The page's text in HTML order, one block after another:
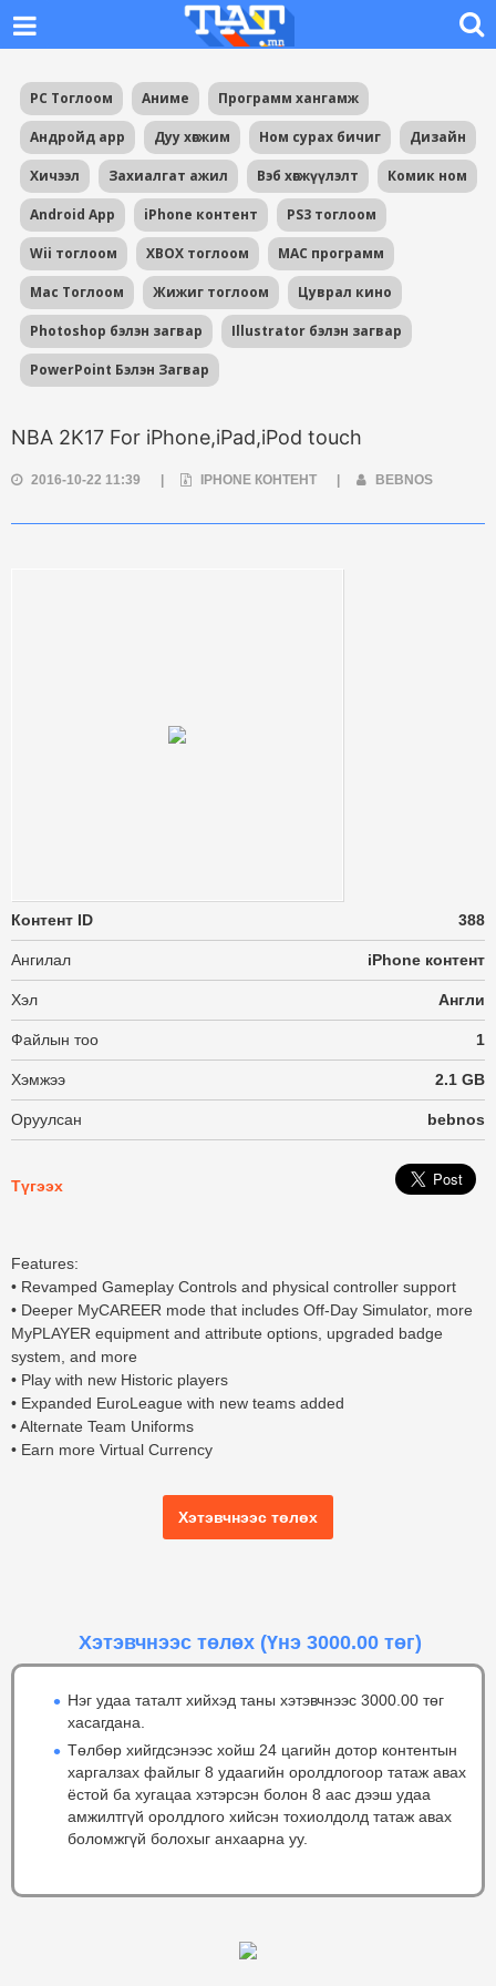
PC Тоглоом Аниме Программ хангамж
Андройд app Дуу хөгжим Ном сурах бичиг Дизайн
Хичээл Захиалгат ажил Вэб хөгжүүлэлт Комик ном
Android App iPhone контент PS3 тоглоом
Wii тоглоом XBOX тоглоом MAC программ
Mac Тоглоом Жижиг тоглоом Цуврал кино
Photoshop бэлэн загвар Illustrator бэлэн загвар
PowerPoint Бэлэн Загвар
NBA 2K17 For iPhone,iPad,iPod touch
2016-10-22 11:39 IPHONE КОНТЕНТ BEBNOS
Контент ID 388
Ангилал iPhone контент
Хэл Англи
Файлын тоо 1
Хэмжээ 2.1 GB
Оруулсан bebnos
Түгээх
Features:
• Revamped Gameplay Controls and physical controller support
• Deeper MyCAREER mode that includes Off-Day Simulator, more
MyPLAYER equipment and attribute options, upgraded badge
system, and more
• Play with new Historic players
• Expanded EuroLeague with new teams added
• Alternate Team Uniforms
• Earn more Virtual Currency
Хэтэвчнээс төлөх
Хэтэвчнээс төлөх (Үнэ 3000.00 төг)
Нэг удаа таталт хийхэд таны хэтэвчнээс 3000.00 төг
хасагдана.
Төлбөр хийгдсэнээс хойш 24 цагийн дотор контентын
харгалзах файлыг 8 удаагийн оролдлогоор татаж авах
ёстой ба хугацаа хэтэрсэн болон 8 аас дээш удаа
амжилтгүй оролдлого хийсэн тохиолдолд татаж авах
боломжгүй болохыг анхаарна уу.